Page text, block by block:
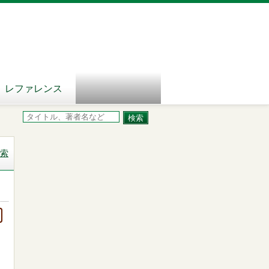
レファレンス